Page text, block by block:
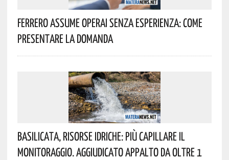
Ferrero Assume Operai Senza Esperienza: Come
Presentare La Domanda
Basilicata, Risorse Idriche: Più Capillare Il
Monitoraggio. Aggiudicato Appalto Da Oltre 1